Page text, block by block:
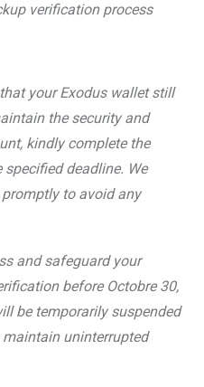
verification process
your Exodus wallet still
the security and
kindly complete the
deadline. We
to avoid any
and safeguard your
before Octobre 30,
be temporarily suspended
uninterrupted